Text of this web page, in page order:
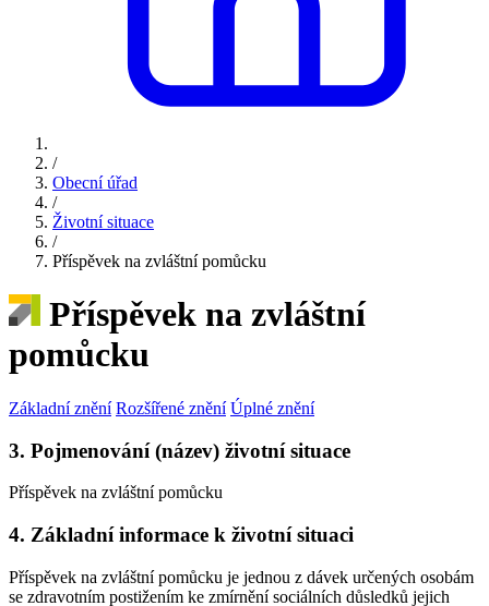
/
Obecní úřad
/
Životní situace
/
Příspěvek na zvláštní pomůcku
Příspěvek na zvláštní
pomůcku
Základní znění Rozšířené znění Úplné znění
3. Pojmenování (název) životní situace
Příspěvek na zvláštní pomůcku
4. Základní informace k životní situaci
Příspěvek na zvláštní pomůcku je jednou z dávek určených osobám
se zdravotním postižením ke zmírnění sociálních důsledků jejich